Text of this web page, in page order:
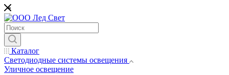
Каталог
Светодиодные системы освещения
Уличное освещение
*